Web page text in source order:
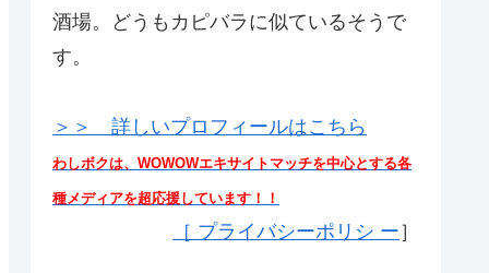
酒場。どうもカピバラに似ているそうで
す。
＞＞ 詳しいプロフィールはこちら
わしボクは、WOWOWエキサイトマッチを中心とする各
種メディアを超応援しています！！
［ プライバシーポリシ ー］